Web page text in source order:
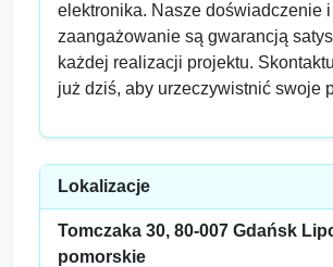
elektronika. Nasze doświadczenie i
zaangażowanie są gwarancją
każdej realizacji projektu.
już dziś, aby urzeczywistnić swoje
Lokalizacje
Tomczaka 30, 80-007 Gdańsk
pomorskie